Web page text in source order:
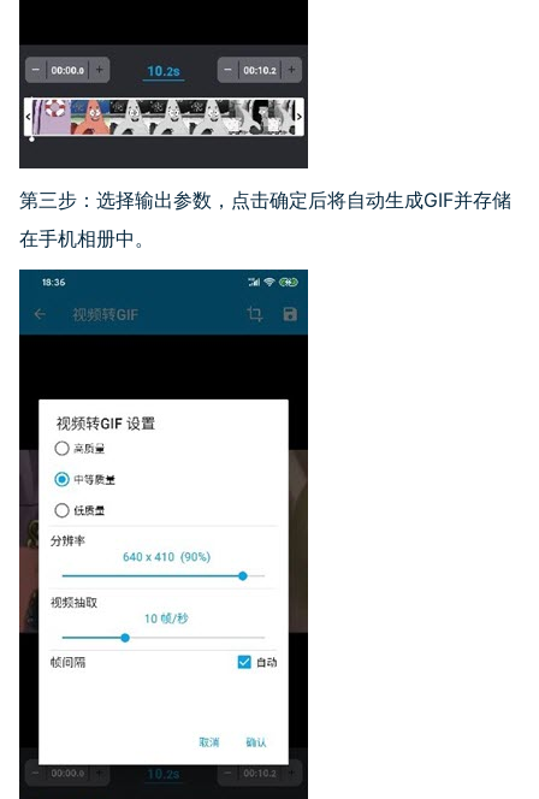
第三步：选择输出参数，点击确定后将自动生成GIF并存储
在手机相册中。